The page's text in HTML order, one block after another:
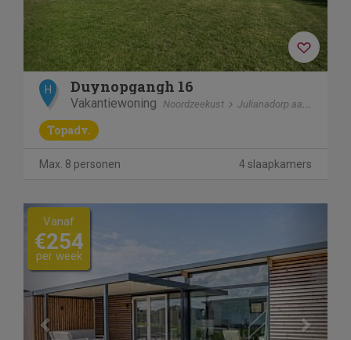
H Duynopgangh 16
Vakantiewoning Noordzeekust Julianadorp aan Zee
Topadv.
Max. 8 personen 4 slaapkamers
Previous
Vanaf
€254
per week